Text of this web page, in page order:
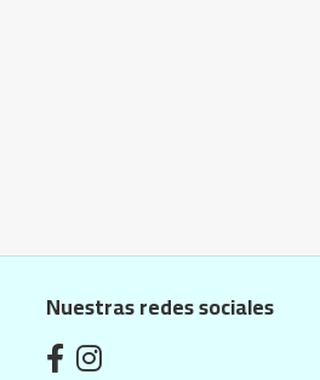
Nuestras redes sociales